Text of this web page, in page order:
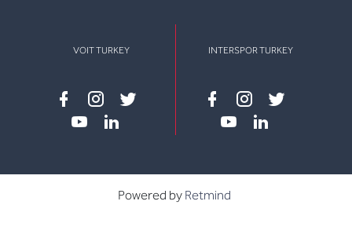
VOIT TURKEY
Facebook
instagram
twitter
INTERSPOR TURKEY
Facebook
instagram
twitter
Powered by Retmind